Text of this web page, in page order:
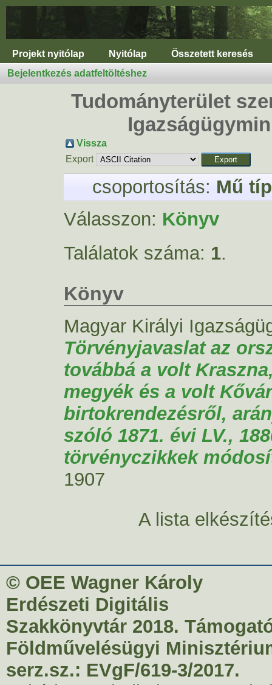
Projekt nyitólap Nyitólap
Összetett keresés
Bejelentkezés adatfeltöltéshez
Tudományterület
Vissza
Export
csoportosítás: Mű
Válasszon: Könyv
Találatok száma: 1.
Könyv
Magyar Királyi
Törvényjavaslat az
továbbá a volt
megyék és a volt
birtokrendezésről,
szóló 1871. évi LV.,
törvényczikkek
1907
A lista
© OEE Wagner Károly
Erdészeti Digitális
Szakkönyvtár 2018.
Földművelésügyi
serz.sz.: EVgF/619-3/2017.